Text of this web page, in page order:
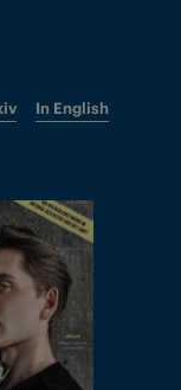
In English